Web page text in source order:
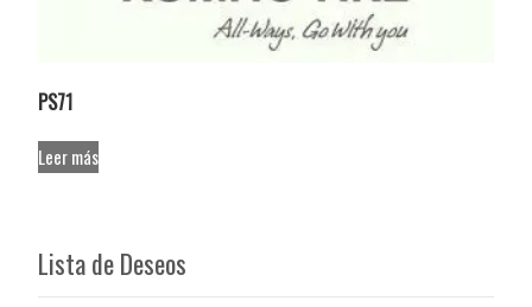
PS71
Leer más
Lista de Deseos